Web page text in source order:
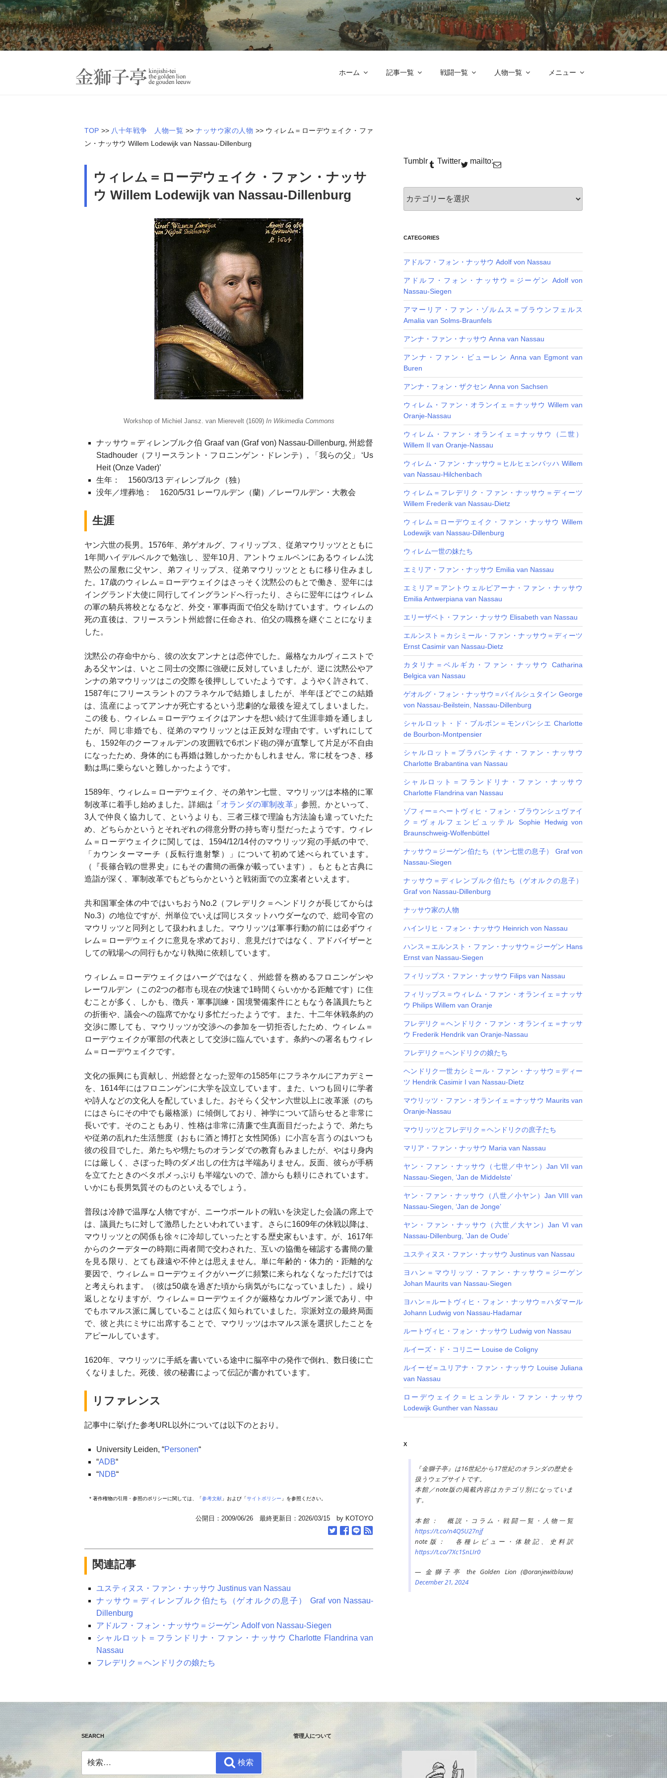
Skip
to
content
オランダ近世史―八十年戦争とナッサウ伯の軍制改革
ホーム 記事一覧 戦闘一覧 人物一覧 メニュー
TOP >> 八十年戦争 人物一覧 >>ナッサウ家の人物 >> ウィレム＝ローデウェイク・ファ
ン・ナッサウ Willem Lodewijk van Nassau-Dillenburg
ウィレム＝ローデウェイク・ファン・ナッサ
ウ Willem Lodewijk van Nassau-Dillenburg
Workshop of Michiel Jansz. van Mierevelt (1609) In Wikimedia Commons
ナッサウ＝ディレンブルク伯 Graaf van (Graf von) Nassau-Dillenburg, 州総督
Stadhouder（フリースラント・フロニンゲン・ドレンテ）, 「我らの父」 ‘Us
Heit (Onze Vader)’
生年： 1560/3/13 ディレンブルク（独）
没年／埋葬地： 1620/5/31 レーワルデン（蘭）／レーワルデン・大教会
生涯
ヤン六世の長男。1576年、弟ゲオルグ、フィリップス、従弟マウリッツとともに
1年間ハイデルベルクで勉強し、翌年10月、アントウェルペンにあるウィレム沈
黙公の屋敷に父ヤン、弟フィリップス、従弟マウリッツとともに移り住みまし
た。17歳のウィレム＝ローデウェイクはさっそく沈黙公のもとで働き、翌年には
イングランド大使に同行してイングランドへ行ったり、さらに翌年にはウィレム
の軍の騎兵将校となるなど、外交・軍事両面で伯父を助けています。ウィレムの
死の直後は、フリースラント州総督に任命され、伯父の職務を継ぐことになりま
した。
沈黙公の存命中から、彼の次女アンナとは恋仲でした。厳格なカルヴィニストで
ある父ヤンは、いとこ同士の交際に強硬に反対していましたが、逆に沈黙公やア
ンナの弟マウリッツはこの交際を後押ししていたようです。ようやく許されて、
1587年にフリースラントのフラネケルで結婚しましたが、半年ほどでこの結婚
は、流産によってアンナが死亡するという悲劇的な最後を迎えてしまいました。
この後も、ウィレム＝ローデウェイクはアンナを想い続けて生涯非婚を通しまし
たが、同じ非婚でも、従弟のマウリッツとは正反対な理由です。いずれにして
も、1592年のクーフォルデンの攻囲戦で6ポンド砲の弾が直撃して片足が不自由
になったため、身体的にも再婚は難しかったかもしれません。常に杖をつき、移
動は馬に乗らないと難しかったようです。
1589年、ウィレム＝ローデウェイク、その弟ヤン七世、マウリッツは本格的に軍
制改革に着手し始めました。詳細は「 オランダの軍制改革」参照。かといって、
3人で仲良く協力して、というよりも、三者三様で理論も方法論も違っていたた
め、どちらかというとそれぞれの得意分野の持ち寄り型だったようです。ウィレ
ム＝ローデウェイクに関しては、1594/12/14付のマウリッツ宛の手紙の中で、
「カウンターマーチ（反転行進射撃）」について初めて述べられています。
（『長篠合戦の世界史』にもその書簡の画像が載っています）。もともと古典に
造詣が深く、軍制改革でもどちらかというと戦術面での立案者といえます。
共和国軍全体の中ではいちおうNo.2（フレデリク＝ヘンドリクが長じてからは
No.3）の地位ですが、州単位でいえば同じスタットハウダーなので、総司令官の
マウリッツと同列として扱われました。マウリッツは軍事行動の前には必ずウィ
レム＝ローデウェイクに意見を求めており、意見だけではなく、アドバイザーと
しての戦場への同行もかなり執拗に依頼しています。
ウィレム＝ローデウェイクはハーグではなく、州総督を務めるフロニンゲンや
レーワルデン（この2つの都市も現在の快速で1時間くらいかかる距離です）に住
むことが多く、しかも、徴兵・軍事訓練・国境警備案件にともなう各議員たちと
の折衝や、議会への臨席でかなり多忙だったようです。また、十二年休戦条約の
交渉に際しても、マウリッツが交渉への参加を一切拒否したため、ウィレム＝
ローデウェイクが軍部の代表として交渉に臨んでいます。条約への署名もウィレ
ム＝ローデウェイクです。
文化の振興にも貢献し、州総督となった翌年の1585年にフラネケルにアカデミー
を、1614年にはフロニンゲンに大学を設立しています。また、いつも回りに学者
や詩人などの文化人を配していました。おそらく父ヤン六世以上に改革派（のち
にはさらにその中でも厳格派）に傾倒しており、神学について語らせると非常に
長いです。そのこともあり、性格は非常に清廉で生真面目だったようで、弟たち
や従弟の乱れた生活態度（おもに酒と博打と女性関係）に小言を言うのはいつも
彼の役目でした。弟たちや甥たちのオランダでの教育もみましたが、やはり身内
には厳しく、さぼった時のダメ出しの仕方は半端ありません。反面、彼らが手柄
を立てたときのベタボメっぷりも半端ないので、誰からも頼りにされています。
いかにも長男気質そのものといえるでしょう。
普段は冷静で温厚な人物ですが、ニーウポールトの戦いを決定した会議の席上で
は、議員たちに対して激昂したといわれています。さらに1609年の休戦以降は、
マウリッツとの関係も徐々に冷却していったとする歴史家もいます。が、1617年
からのクーデターの時期に両者間で交わされた、互いの協働を確認する書簡の量
を見る限り、とても疎遠や不仲とは思えません。単に年齢的・体力的・距離的な
要因で、ウィレム＝ローデウェイクがハーグに頻繁に来られなくなっただけでは
と考えられます。（彼は50歳を過ぎた頃から病気がちになっていました）。繰り
返しとなりますが、ウィレム＝ローデウェイクが厳格なカルヴァン派であり、中
でもホマルス派に属していることは広く知られていました。宗派対立の最終局面
で、彼と共にミサに出席することで、マウリッツはホマルス派を選択したことを
アピールしています。
1620年、マウリッツに手紙を書いている途中に脳卒中の発作で倒れ、数日後に亡
くなりました。死後、彼の秘書によって伝記が書かれています。
リファレンス
記事中に挙げた参考URL以外については以下のとおり。
University Leiden, “Personen“
“ADB“
“NDB“
* 著作権物の引用・参照のポリシーに関しては、「参考文献 」および「サイトポリシー 」を参照ください。
公開日：2009/06/26 最終更新日：2026/03/15 by KOTOYO
関連記事
ユスティヌス・ファン・ナッサウ Justinus van Nassau
ナッサウ＝ディレンブルク伯たち（ゲオルクの息子） Graf von Nassau-
Dillenburg
アドルフ・フォン・ナッサウ＝ジーゲン Adolf von Nassau-Siegen
シャルロット＝フランドリナ・ファン・ナッサウ Charlotte Flandrina van
Nassau
フレデリク＝ヘンドリクの娘たち
Tumblr Twitter mailto:
カ
CATEGORIES
アドルフ・フォン・ナッサウ Adolf von Nassau
アドルフ・フォン・ナッサウ＝ジーゲン Adolf von
Nassau-Siegen
アマーリア・ファン・ゾルムス＝ブラウンフェルス
Amalia van Solms-Braunfels
アンナ・ファン・ナッサウ Anna van Nassau
アンナ・ファン・ビューレン Anna van Egmont van
Buren
アンナ・フォン・ザクセン Anna von Sachsen
ウィレム・ファン・オランイェ＝ナッサウ Willem van
Oranje-Nassau
ウィレム・ファン・オランイェ＝ナッサウ（二世）
Willem II van Oranje-Nassau
ウィレム・ファン・ナッサウ＝ヒルヒェンバッハ Willem
van Nassau-Hilchenbach
ウィレム＝フレデリク・ファン・ナッサウ＝ディーツ
Willem Frederik van Nassau-Dietz
ウィレム＝ローデウェイク・ファン・ナッサウ Willem
Lodewijk van Nassau-Dillenburg
ウィレム一世の妹たち
エミリア・ファン・ナッサウ Emilia van Nassau
エミリア＝アントウェルピアーナ・ファン・ナッサウ
Emilia Antwerpiana van Nassau
エリーザベト・ファン・ナッサウ Elisabeth van Nassau
エルンスト＝カシミール・ファン・ナッサウ＝ディーツ
Ernst Casimir van Nassau-Dietz
カタリナ＝ベルギカ・ファン・ナッサウ Catharina
Belgica van Nassau
ゲオルグ・フォン・ナッサウ＝バイルシュタイン George
von Nassau-Beilstein, Nassau-Dillenburg
シャルロット・ド・ブルボン＝モンパンシエ Charlotte
de Bourbon-Montpensier
シャルロット＝ブラバンティナ・ファン・ナッサウ
Charlotte Brabantina van Nassau
シャルロット＝フランドリナ・ファン・ナッサウ
Charlotte Flandrina van Nassau
ゾフィー＝ヘートヴィヒ・フォン・ブラウンシュヴァイ
ク＝ヴォルフェンビュッテル Sophie Hedwig von
Braunschweig-Wolfenbüttel
ナッサウ＝ジーゲン伯たち（ヤン七世の息子） Graf von
Nassau-Siegen
ナッサウ＝ディレンブルク伯たち（ゲオルクの息子）
Graf von Nassau-Dillenburg
ナッサウ家の人物
ハインリヒ・フォン・ナッサウ Heinrich von Nassau
ハンス＝エルンスト・ファン・ナッサウ＝ジーゲン Hans
Ernst van Nassau-Siegen
フィリップス・ファン・ナッサウ Filips van Nassau
フィリップス＝ウィレム・ファン・オランイェ＝ナッサ
ウ Philips Willem van Oranje
フレデリク＝ヘンドリク・ファン・オランイェ＝ナッサ
ウ Frederik Hendrik van Oranje-Nassau
フレデリク＝ヘンドリクの娘たち
ヘンドリク一世カシミール・ファン・ナッサウ＝ディー
ツ Hendrik Casimir I van Nassau-Dietz
マウリッツ・ファン・オランイェ＝ナッサウ Maurits van
Oranje-Nassau
マウリッツとフレデリク＝ヘンドリクの庶子たち
マリア・ファン・ナッサウ Maria van Nassau
ヤン・ファン・ナッサウ（七世／中ヤン）Jan VII van
Nassau-Siegen, ’Jan de Middelste’
ヤン・ファン・ナッサウ（八世／小ヤン）Jan VIII van
Nassau-Siegen, ‘Jan de Jonge’
ヤン・ファン・ナッサウ（六世／大ヤン）Jan VI van
Nassau-Dillenburg, ’Jan de Oude’
ユスティヌス・ファン・ナッサウ Justinus van Nassau
ヨハン＝マウリッツ・ファン・ナッサウ＝ジーゲン
Johan Maurits van Nassau-Siegen
ヨハン＝ルートヴィヒ・フォン・ナッサウ＝ハダマール
Johann Ludwig von Nassau-Hadamar
ルートヴィヒ・フォン・ナッサウ Ludwig von Nassau
ルイーズ・ド・コリニー Louise de Coligny
ルイーゼ＝ユリアナ・ファン・ナッサウ Louise Juliana
van Nassau
ローデウェイク＝ヒュンテル・ファン・ナッサウ
Lodewijk Gunther van Nassau
X
『金獅子亭』は16世紀から17世紀のオランダの歴史を
扱うウェブサイトです。
本館／note版の掲載内容はカテゴリ別になっていま
す。
本館： 概説・コラム・戦闘一覧・人物一覧
https://t.co/n4Q5U27njf
note版： 各種レビュー・体験記、史料訳
https://t.co/7Xc1SnLIr0
— 金獅子亭 the Golden Lion (@oranjewitblauw)
December 21, 2024
SEARCH
索:
検索
管理人について